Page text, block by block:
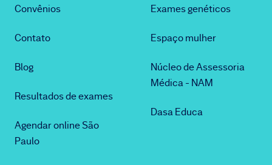
Convênios
Contato
Blog
Resultados de exames
Agendar online São
Paulo
Exames genéticos
Espaço mulher
Núcleo de Assessoria
Médica - NAM
Dasa Educa